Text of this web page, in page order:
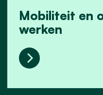
Mobiliteit en
werken
Mobiliteit en